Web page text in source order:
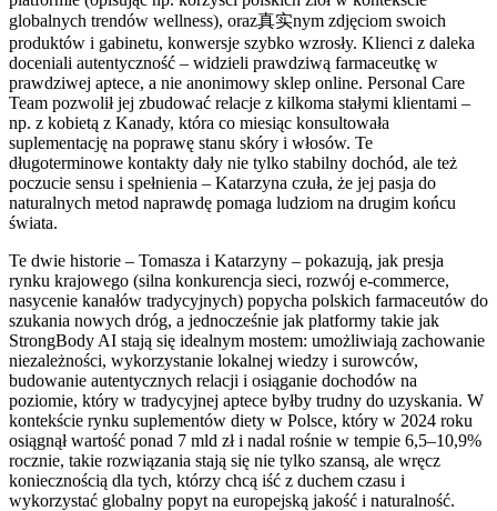
globalnych trendów wellness), oraz真实nym zdjęciom swoich
produktów i gabinetu, konwersje szybko wzrosły. Klienci z daleka
doceniali autentyczność – widzieli prawdziwą farmaceutkę w
prawdziwej aptece, a nie anonimowy sklep online. Personal Care
Team pozwolił jej zbudować relacje z kilkoma stałymi klientami –
np. z kobietą z Kanady, która co miesiąc konsultowała
suplementację na poprawę stanu skóry i włosów. Te
długoterminowe kontakty dały nie tylko stabilny dochód, ale też
poczucie sensu i spełnienia – Katarzyna czuła, że jej pasja do
naturalnych metod naprawdę pomaga ludziom na drugim końcu
świata.
Te dwie historie – Tomasza i Katarzyny – pokazują, jak presja
rynku krajowego (silna konkurencja sieci, rozwój e-commerce,
nasycenie kanałów tradycyjnych) popycha polskich farmaceutów do
szukania nowych dróg, a jednocześnie jak platformy takie jak
StrongBody AI stają się idealnym mostem: umożliwiają zachowanie
niezależności, wykorzystanie lokalnej wiedzy i surowców,
budowanie autentycznych relacji i osiąganie dochodów na
poziomie, który w tradycyjnej aptece byłby trudny do uzyskania. W
kontekście rynku suplementów diety w Polsce, który w 2024 roku
osiągnął wartość ponad 7 mld zł i nadal rośnie w tempie 6,5–10,9%
rocznie, takie rozwiązania stają się nie tylko szansą, ale wręcz
koniecznością dla tych, którzy chcą iść z duchem czasu i
wykorzystać globalny popyt na europejską jakość i naturalność.